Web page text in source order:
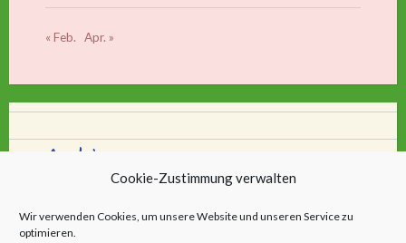
Cookie-Zustimmung verwalten
Wir verwenden Cookies, um unsere Website und unseren Service zu
optimieren.
« Feb. Apr. »
Archiv